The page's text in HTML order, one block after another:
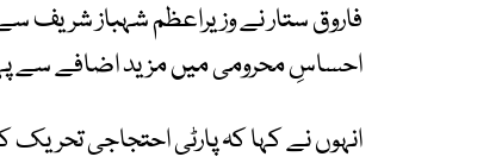
فاروق ستار نے وزیراعظم شہباز شریف سے
احساسِ محرومی میں مزید اضافے سے
انہوں نے کہا کہ پارٹی احتجاجی